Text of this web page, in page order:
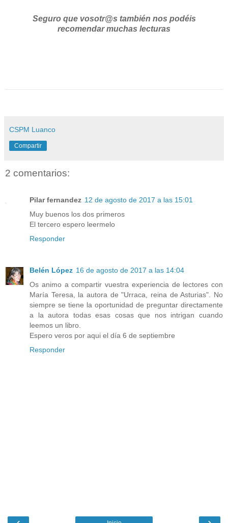
Seguro que vosotr@s también nos podéis
recomendar muchas lecturas
CSPM Luanco
Compartir
2 comentarios:
Pilar fernandez 12 de agosto de 2017 a las 15:01
Muy buenos los dos primeros
El tercero espero leermelo
Responder
Belén López 16 de agosto de 2017 a las 14:04
Os animo a compartir vuestra experiencia de lectores con
María Teresa, la autora de "Urraca, reina de Asturias". No
siempre se tiene la oportunidad de preguntar directamente
a la autora todas esas cosas que nos intrigan cuando
leemos un libro.
Espero veros por aqui el día 6 de septiembre
Responder